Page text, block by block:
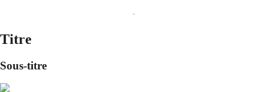
Titre
Sous-titre